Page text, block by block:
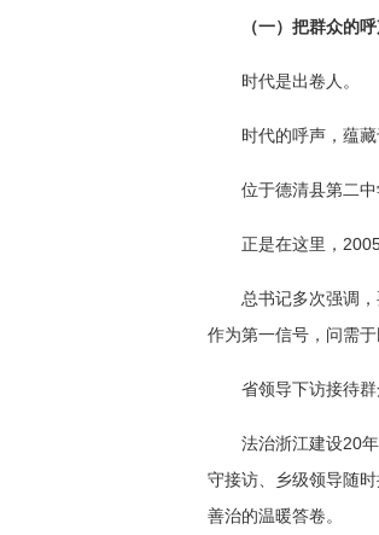
（一）把群众的
时代是出卷人。
时代的呼声，蕴
位于德清县第二
正是在这里，
总书记多次强调
作为第一信号，问需于
省领导下访接待
法治浙江建设20
守接访、乡级领导随
善治的温暖答卷。